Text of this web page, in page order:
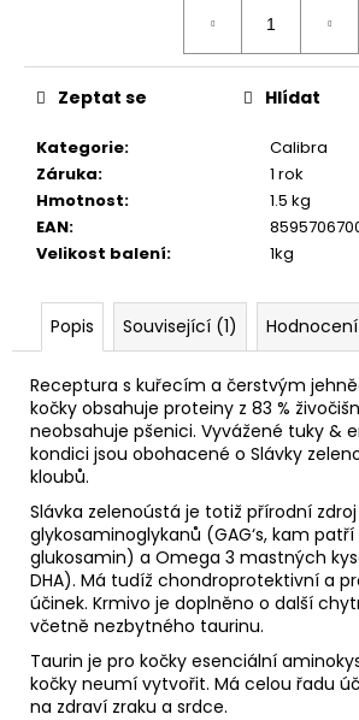
Kategorie:
Calibra
Záruka:
1 rok
Hmotnost:
1.5 kg
EAN:
Velikost balení: 1kg
Zeptat se Hlídat
Popis Související (1) Hodnocení
Receptura s kuřecím a čerstvým
kočky obsahuje proteiny z 83 %
neobsahuje pšenici. Vyvážené tuky &
kondici jsou obohacené o Slávky
kloubů.
Slávka zelenoústá je totiž přírodní zdroj
glykosaminoglykanů (GAG‘s, kam
glukosamin) a Omega 3 mastných
DHA). Má tudíž chondroprotektivní a
účinek. Krmivo je doplněno o další
včetně nezbytného taurinu.
Taurin je pro kočky esenciální
kočky neumí vytvořit. Má celou řadu
na zdraví zraku a srdce.